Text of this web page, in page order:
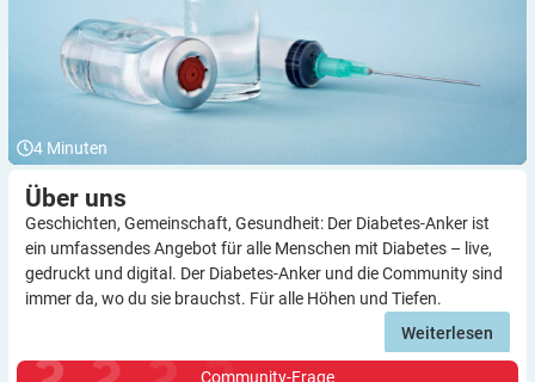
4 Minuten
Über uns
Geschichten, Gemeinschaft, Gesundheit: Der Diabetes-Anker ist
ein umfassendes Angebot für alle Menschen mit Diabetes – live,
gedruckt und digital. Der Diabetes-Anker und die Community sind
immer da, wo du sie brauchst. Für alle Höhen und Tiefen.
Weiterlesen
Community-Frage